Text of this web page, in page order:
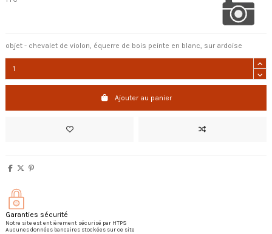
objet - chevalet de violon, équerre de bois peinte en blanc, sur ardoise
Ajouter au panier
Garanties sécurité
Notre site est entièrement sécurisé par HTPS
Aucunes données bancaires stockées sur ce site